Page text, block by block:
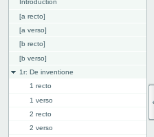
Introduction
[a recto]
[a verso]
[b recto]
[b verso]
1r: De inventione
1 recto
1 verso
2 recto
2 verso